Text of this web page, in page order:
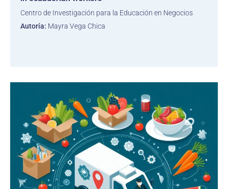
Centro de Investigación para la Educación en Negocios
Autoría: Mayra Vega Chica